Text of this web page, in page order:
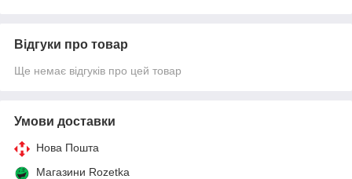
Відгуки про товар
Ще немає відгуків про цей товар
Умови доставки
Нова Пошта
Магазини Rozetka